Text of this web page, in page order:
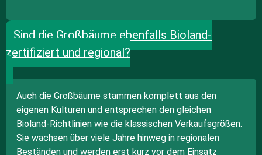
Sind die Großbäume ebenfalls Bioland-
zertifiziert und regional?
Auch die Großbäume stammen komplett aus den
eigenen Kulturen und entsprechen den gleichen
Bioland-Richtlinien wie die klassischen Verkaufsgrößen.
Sie wachsen über viele Jahre hinweg in regionalen
Beständen und werden erst kurz vor dem Einsatz